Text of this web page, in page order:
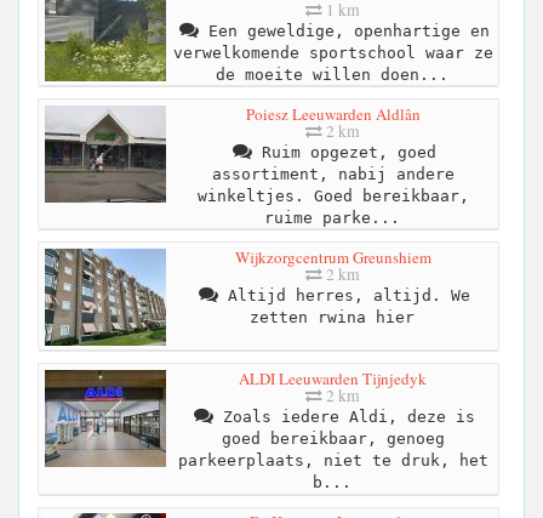
1 km
Een geweldige, openhartige en
verwelkomende sportschool waar ze
de moeite willen doen...
Poiesz Leeuwarden Aldlân
2 km
Ruim opgezet, goed
assortiment, nabij andere
winkeltjes. Goed bereikbaar,
ruime parke...
Wijkzorgcentrum Greunshiem
2 km
Altijd herres, altijd. We
zetten rwina hier
ALDI Leeuwarden Tijnjedyk
2 km
Zoals iedere Aldi, deze is
goed bereikbaar, genoeg
parkeerplaats, niet te druk, het
b...